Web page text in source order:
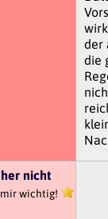
der
die
nicht
wichtig!